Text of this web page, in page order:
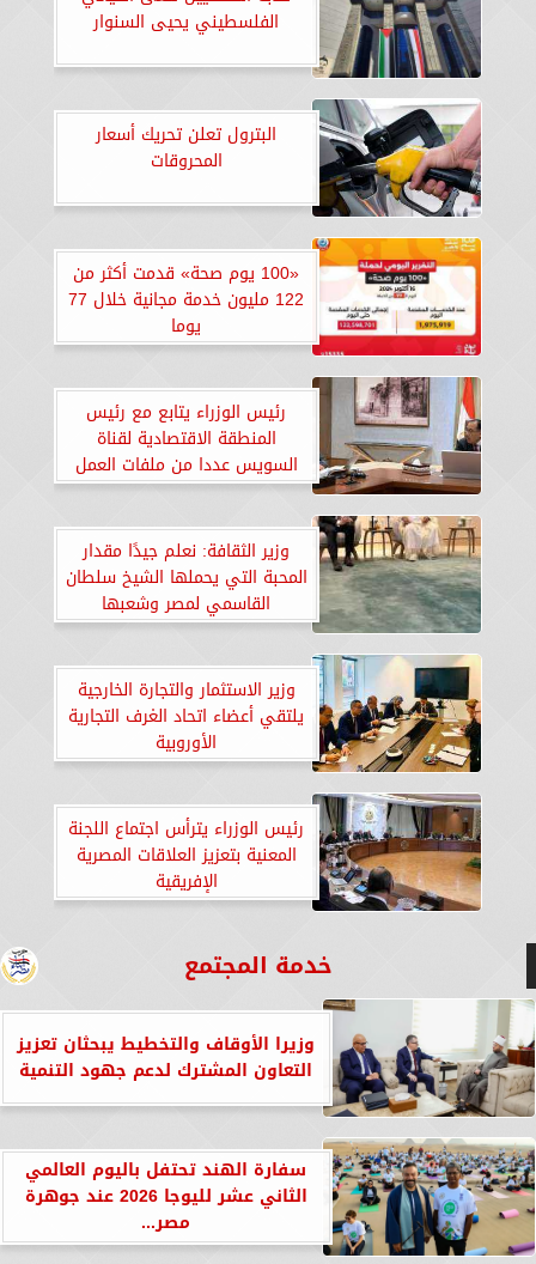
الفلسطيني يحيى السنوار
البترول تعلن تحريك أسعار
المحروقات
«100 يوم صحة» قدمت أكثر من
122 مليون خدمة مجانية خلال 77
يوما
رئيس الوزراء يتابع مع رئيس
المنطقة الاقتصادية لقناة
السويس عددا من ملفات العمل
وزير الثقافة: نعلم جيدًا مقدار
المحبة التي يحملها الشيخ سلطان
القاسمي لمصر وشعبها
وزير الاستثمار والتجارة الخارجية
يلتقي أعضاء اتحاد الغرف التجارية
الأوروبية
رئيس الوزراء يترأس اجتماع اللجنة
المعنية بتعزيز العلاقات المصرية
الإفريقية
خدمة المجتمع
وزيرا الأوقاف والتخطيط يبحثان تعزيز
التعاون المشترك لدعم جهود التنمية
سفارة الهند تحتفل باليوم العالمي
الثاني عشر لليوجا 2026 عند جوهرة
مصر...